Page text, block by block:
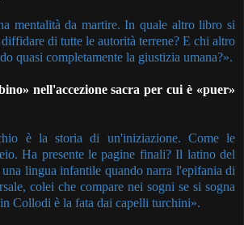
mentalità da martire. In quale altro libro si
di tutte le autorità terrene? E chi altro
quasi completamente la giustizia umana?».
nell'accezione sacra per cui è «puer»
è la storia di un'iniziazione. Come le
Ha presente le pagine finali? Il latino del
una lingua infantile quando narra l'epifania di
colei che compare nei sogni se si sogna
Collodi è la fata dai capelli turchini».